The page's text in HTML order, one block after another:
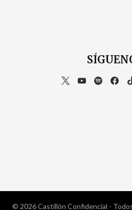
© 2026 Castillón Confidencial -